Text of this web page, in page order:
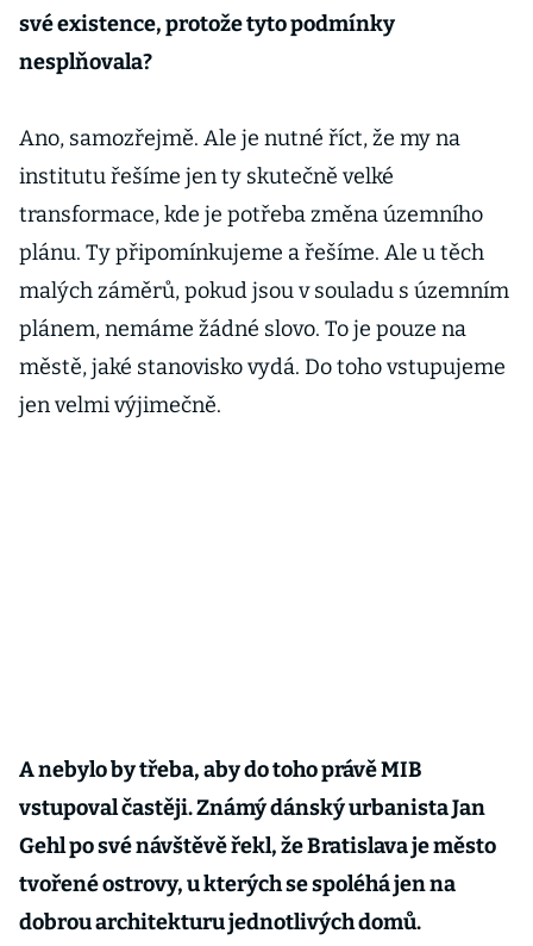
své existence, protože tyto podmínky
nesplňovala?
Ano, samozřejmě. Ale je nutné říct, že my na
institutu řešíme jen ty skutečně velké
transformace, kde je potřeba změna územního
plánu. Ty připomínkujeme a řešíme. Ale u těch
malých záměrů, pokud jsou v souladu s územním
plánem, nemáme žádné slovo. To je pouze na
městě, jaké stanovisko vydá. Do toho vstupujeme
jen velmi výjimečně.
A nebylo by třeba, aby do toho právě MIB
vstupoval častěji. Známý dánský urbanista Jan
Gehl po své návštěvě řekl, že Bratislava je město
tvořené ostrovy, u kterých se spoléhá jen na
dobrou architekturu jednotlivých domů.